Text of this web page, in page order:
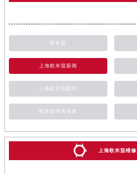
欧米茄
上海欧米茄新闻
上海欧米茄配件
欧米茄手表保养
上海欧米茄维